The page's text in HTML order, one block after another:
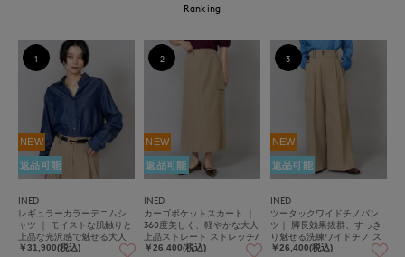
Ranking
NEW
返品可能
INED
レギュラーカラーデニムシ
ャツ ｜ モイストな肌触りと
上品な光沢感で魅せる大人
デニム 軽量/手洗い可
￥31,900(税込)
1
NEW
返品可能
INED
カーゴポケットスカート ｜
360度美しく、軽やかな大人
上品ストレート ストレッチ/
軽量/手洗い可/カーゴポケッ
￥26,400(税込)
2
NEW
返品可能
INED
ツータックワイドチノパン
ツ｜ 脚長効果抜群、すっき
り魅せる洗練ワイドチノ ス
トレッチ/軽量/手洗い可
￥26,400(税込)
3